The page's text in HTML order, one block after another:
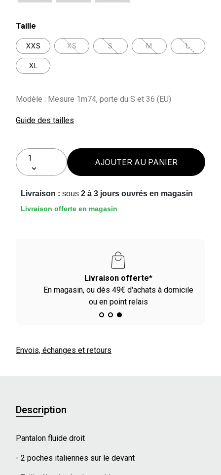
Taille
XXS XS S M L
XL
Modèle : Mesure 1m74, porte du S et 36 (EU)
Guide des tailles
AJOUTER AU PANIER
Livraison : sous 2 à 3 jours ouvrés en magasin
Livraison offerte en magasin
Livraison offerte*
En magasin, ou dès 49€ d'achats à domicile
ou en point relais
Envois, échanges et retours
Description
Pantalon fluide droit
- 2 poches italiennes sur le devant